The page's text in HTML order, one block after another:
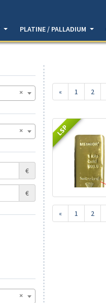
PLATINE / PALLADIUM
€
€
« 1 2
LSP
« 1 2